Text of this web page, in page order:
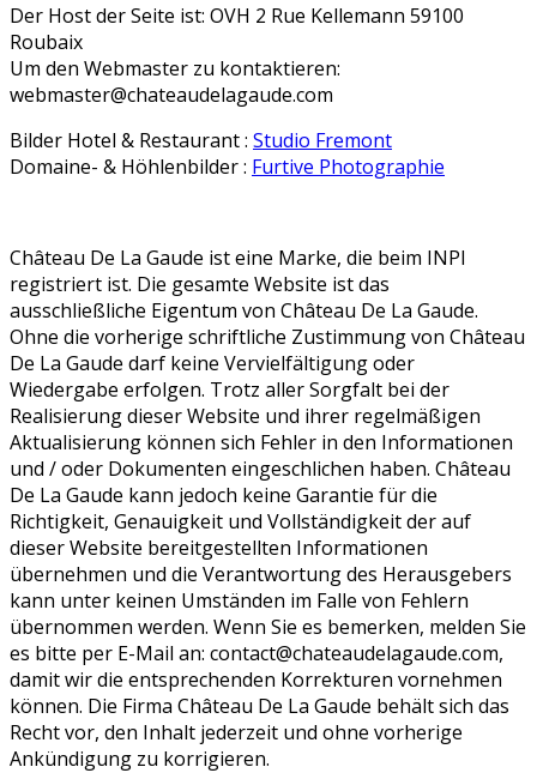
Der Host der Seite ist: OVH 2 Rue Kellemann 59100
Roubaix
Um den Webmaster zu kontaktieren:
webmaster@chateaudelagaude.com
Bilder Hotel & Restaurant : Studio Fremont
Domaine- & Höhlenbilder : Furtive Photographie
Château De La Gaude ist eine Marke, die beim INPI
registriert ist. Die gesamte Website ist das
ausschließliche Eigentum von Château De La Gaude.
Ohne die vorherige schriftliche Zustimmung von Château
De La Gaude darf keine Vervielfältigung oder
Wiedergabe erfolgen. Trotz aller Sorgfalt bei der
Realisierung dieser Website und ihrer regelmäßigen
Aktualisierung können sich Fehler in den Informationen
und / oder Dokumenten eingeschlichen haben. Château
De La Gaude kann jedoch keine Garantie für die
Richtigkeit, Genauigkeit und Vollständigkeit der auf
dieser Website bereitgestellten Informationen
übernehmen und die Verantwortung des Herausgebers
kann unter keinen Umständen im Falle von Fehlern
übernommen werden. Wenn Sie es bemerken, melden Sie
es bitte per E-Mail an: contact@chateaudelagaude.com,
damit wir die entsprechenden Korrekturen vornehmen
können. Die Firma Château De La Gaude behält sich das
Recht vor, den Inhalt jederzeit und ohne vorherige
Ankündigung zu korrigieren.